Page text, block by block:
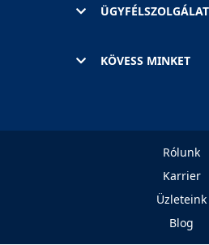
ÜGYFÉLSZOLGÁLAT
KÖVESS MINKET
Rólunk
Karrier
Üzleteink
Blog